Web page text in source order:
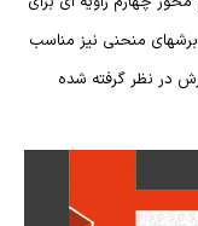
برشهای منحنی نیز مناسب
در نظر گرفته شده